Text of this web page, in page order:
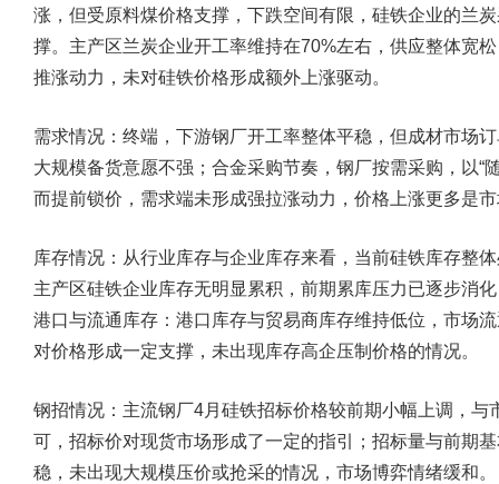
涨，但受原料煤价格支撑，下跌空间有限，硅铁企业的兰
撑。主产区兰炭企业开工率维持在70%左右，供应整体宽
推涨动力，未对硅铁价格形成额外上涨驱动。
需求情况：终端， 下游钢厂开工率整体平稳，但成材市场
大规模备货意愿不强； 合金采购节奏， 钢厂按需采购，以“
而提前锁价，需求端未形成强拉涨动力，价格上涨更多是
库存情况： 从行业库存与企业库存来看，当前硅铁库存整
主产区硅铁企业库存无明显累积，前期累库压力已逐步消
港口与流通库存： 港口库存与贸易商库存维持低位，市场
对价格形成一定支撑，未出现库存高企压制价格的情况。
钢招情况： 主流钢厂4月硅铁招标价格较前期小幅上调，
可，招标价对现货市场形成了一定的指引；招标量与前期
稳，未出现大规模压价或抢采的情况，市场博弈情绪缓和。